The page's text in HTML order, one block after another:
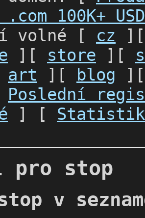
100K+ USD
volné [ cz
][ store ][
art ][ blog
Poslední
] [
pro stop
v